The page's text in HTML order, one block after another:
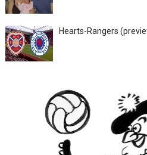
Hearts-Rangers